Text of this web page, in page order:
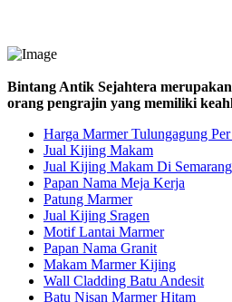
Bintang Antik Sejahtera
orang pengrajin yang memiliki
Harga Marmer Tulungagung
Jual Kijing Makam
Jual Kijing Makam Di Semarang
Papan Nama Meja Kerja
Patung Marmer
Jual Kijing Sragen
Motif Lantai Marmer
Papan Nama Granit
Makam Marmer Kijing
Wall Cladding Batu Andesit
Batu Nisan Marmer Hitam